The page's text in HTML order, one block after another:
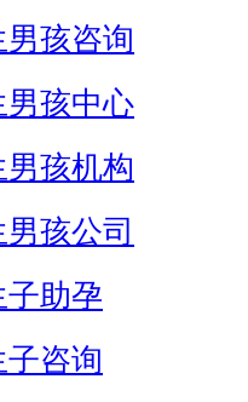
男孩咨询
男孩中心
男孩机构
孩公司
助孕
咨询